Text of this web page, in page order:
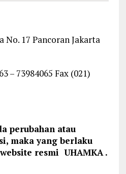
No. 17 Pancoran Jakarta
– 73984065 Fax (021)
perubahan atau
maka yang berlaku
resmi UHAMKA .